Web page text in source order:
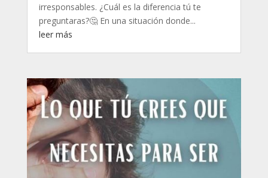
irresponsables. ¿Cuál es la diferencia tú te
preguntaras?🤔 En una situación donde...
leer más